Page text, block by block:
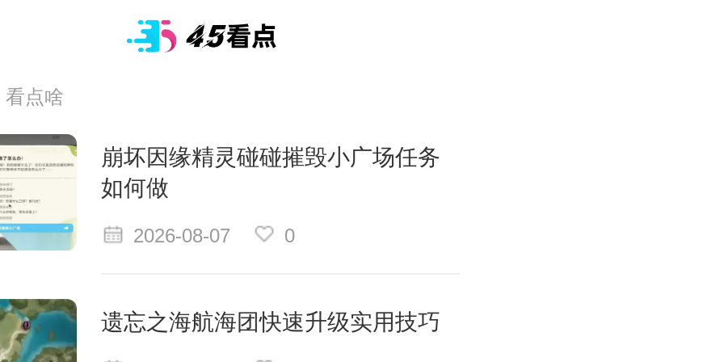
看点啥
崩坏因缘精灵碰碰摧毁小广场任务
如何做
2026-08-07 0
遗忘之海航海团快速升级实用技巧